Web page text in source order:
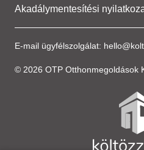
E-mail ügyfélszolgálat:
© 2026 OTP Otthonmegoldások
Akadálymentesítési